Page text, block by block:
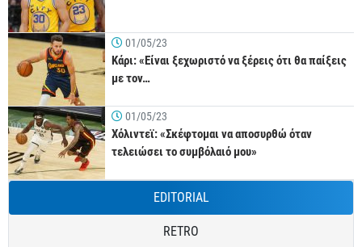
01/05/23
Κάρι: «Είναι ξεχωριστό να ξέρεις ότι θα παίξεις
με τον…
01/05/23
Χόλιντεϊ: «Σκέφτομαι να αποσυρθώ όταν
τελειώσει το συμβόλαιό μου»
EDITORIAL
RETRO